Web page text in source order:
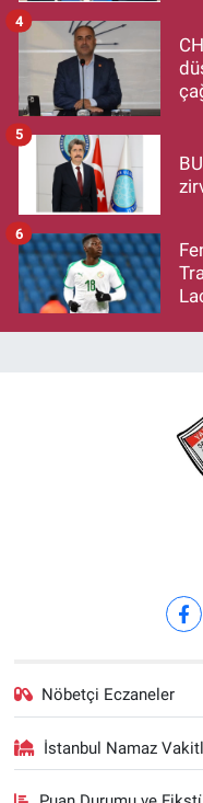
4
5
6
Nöbetçi Eczaneler
İstanbul Namaz